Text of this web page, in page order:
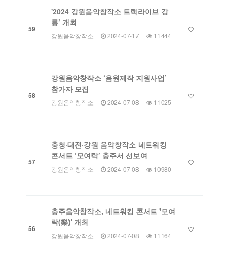
59
'2024 강원음악창작소 트랙라이브 강
릉’ 개최
강원음악창작소 2024-07-17 11444
58
강원음악창작소 ‘음원제작 지원사업’
참가자 모집
강원음악창작소 2024-07-08 11025
57
충청·대전·강원 음악창작소 네트워킹
콘서트 ‘모여락’ 충주서 선보여
강원음악창작소 2024-07-08 10980
56
충주음악창작소, 네트워킹 콘서트 '모여
락(樂)' 개최
강원음악창작소 2024-07-08 11164